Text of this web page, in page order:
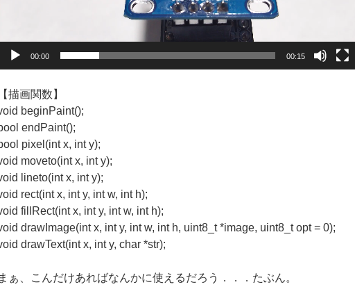
00:00 00:15
【描画関数】
beginPaint();
endPaint();
pixel(int x, int y);
moveto(int x, int y);
lineto(int x, int y);
rect(int x, int y, int w, int h);
fillRect(int x, int y, int w, int h);
drawImage(int x, int y, int w, int h, uint8_t *image, uint8_t opt = 0);
drawText(int x, int y, char *str);
まぁ、こんだけあればなんかに使えるだろう．．．たぶん。